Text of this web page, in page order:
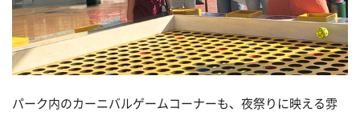
パーク内のカーニバルゲームコーナーも、夜祭りに映える雰